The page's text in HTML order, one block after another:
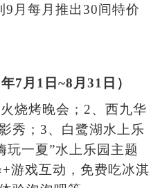
月每月推出30间特价
7月1日~8月31日）
烧烤晚会；2、西九华
秀；3、白鹭湖水上乐
玩一夏”水上乐园主题
游戏互动，免费吃冰淇